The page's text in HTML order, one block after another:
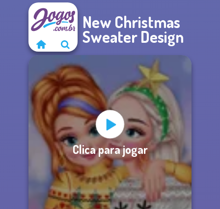
New Christmas
Sweater Design
Clica para jogar